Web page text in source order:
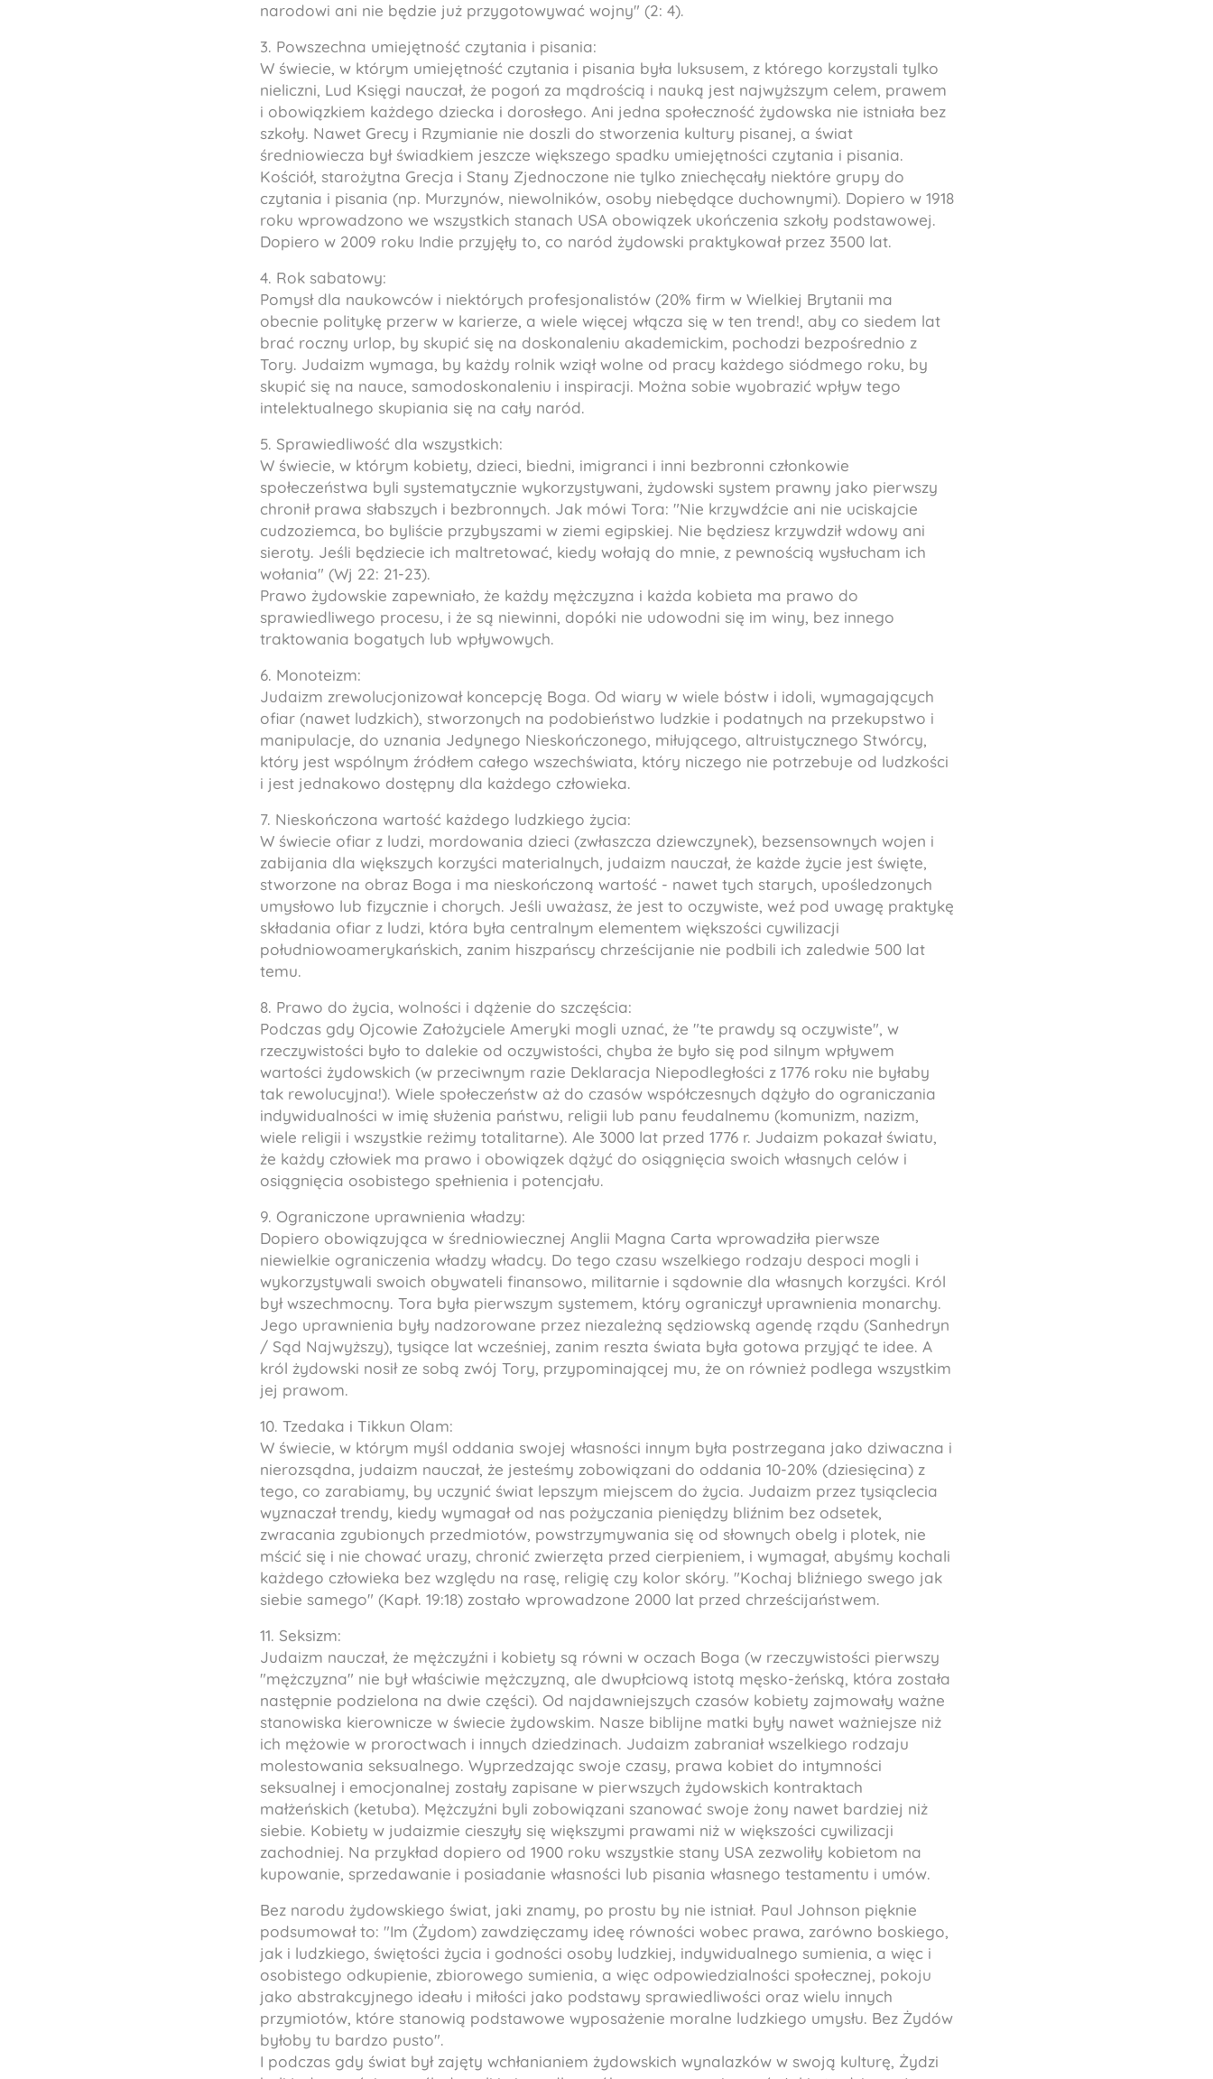
narodowi ani nie będzie już przygotowywać wojny" (2: 4).
3. Powszechna umiejętność czytania i pisania:
W świecie, w którym umiejętność czytania i pisania była luksusem, z którego korzystali tylko
nieliczni, Lud Księgi nauczał, że pogoń za mądrością i nauką jest najwyższym celem, prawem
i obowiązkiem każdego dziecka i dorosłego. Ani jedna społeczność żydowska nie istniała bez
szkoły. Nawet Grecy i Rzymianie nie doszli do stworzenia kultury pisanej, a świat
średniowiecza był świadkiem jeszcze większego spadku umiejętności czytania i pisania.
Kościół, starożytna Grecja i Stany Zjednoczone nie tylko zniechęcały niektóre grupy do
czytania i pisania (np. Murzynów, niewolników, osoby niebędące duchownymi). Dopiero w 1918
roku wprowadzono we wszystkich stanach USA obowiązek ukończenia szkoły podstawowej.
Dopiero w 2009 roku Indie przyjęły to, co naród żydowski praktykował przez 3500 lat.
4. Rok sabatowy:
Pomysł dla naukowców i niektórych profesjonalistów (20% firm w Wielkiej Brytanii ma
obecnie politykę przerw w karierze, a wiele więcej włącza się w ten trend!, aby co siedem lat
brać roczny urlop, by skupić się na doskonaleniu akademickim, pochodzi bezpośrednio z
Tory. Judaizm wymaga, by każdy rolnik wziął wolne od pracy każdego siódmego roku, by
skupić się na nauce, samodoskonaleniu i inspiracji. Można sobie wyobrazić wpływ tego
intelektualnego skupiania się na cały naród.
5. Sprawiedliwość dla wszystkich:
W świecie, w którym kobiety, dzieci, biedni, imigranci i inni bezbronni członkowie
społeczeństwa byli systematycznie wykorzystywani, żydowski system prawny jako pierwszy
chronił prawa słabszych i bezbronnych. Jak mówi Tora: "Nie krzywdźcie ani nie uciskajcie
cudzoziemca, bo byliście przybyszami w ziemi egipskiej. Nie będziesz krzywdził wdowy ani
sieroty. Jeśli będziecie ich maltretować, kiedy wołają do mnie, z pewnością wysłucham ich
wołania" (Wj 22: 21-23).
Prawo żydowskie zapewniało, że każdy mężczyzna i każda kobieta ma prawo do
sprawiedliwego procesu, i że są niewinni, dopóki nie udowodni się im winy, bez innego
traktowania bogatych lub wpływowych.
6. Monoteizm:
Judaizm zrewolucjonizował koncepcję Boga. Od wiary w wiele bóstw i idoli, wymagających
ofiar (nawet ludzkich), stworzonych na podobieństwo ludzkie i podatnych na przekupstwo i
manipulacje, do uznania Jedynego Nieskończonego, miłującego, altruistycznego Stwórcy,
który jest wspólnym źródłem całego wszechświata, który niczego nie potrzebuje od ludzkości
i jest jednakowo dostępny dla każdego człowieka.
7. Nieskończona wartość każdego ludzkiego życia:
W świecie ofiar z ludzi, mordowania dzieci (zwłaszcza dziewczynek), bezsensownych wojen i
zabijania dla większych korzyści materialnych, judaizm nauczał, że każde życie jest święte,
stworzone na obraz Boga i ma nieskończoną wartość - nawet tych starych, upośledzonych
umysłowo lub fizycznie i chorych. Jeśli uważasz, że jest to oczywiste, weź pod uwagę praktykę
składania ofiar z ludzi, która była centralnym elementem większości cywilizacji
południowoamerykańskich, zanim hiszpańscy chrześcijanie nie podbili ich zaledwie 500 lat
temu.
8. Prawo do życia, wolności i dążenie do szczęścia:
Podczas gdy Ojcowie Założyciele Ameryki mogli uznać, że "te prawdy są oczywiste", w
rzeczywistości było to dalekie od oczywistości, chyba że było się pod silnym wpływem
wartości żydowskich (w przeciwnym razie Deklaracja Niepodległości z 1776 roku nie byłaby
tak rewolucyjna!). Wiele społeczeństw aż do czasów współczesnych dążyło do ograniczania
indywidualności w imię służenia państwu, religii lub panu feudalnemu (komunizm, nazizm,
wiele religii i wszystkie reżimy totalitarne). Ale 3000 lat przed 1776 r. Judaizm pokazał światu,
że każdy człowiek ma prawo i obowiązek dążyć do osiągnięcia swoich własnych celów i
osiągnięcia osobistego spełnienia i potencjału.
9. Ograniczone uprawnienia władzy:
Dopiero obowiązująca w średniowiecznej Anglii Magna Carta wprowadziła pierwsze
niewielkie ograniczenia władzy władcy. Do tego czasu wszelkiego rodzaju despoci mogli i
wykorzystywali swoich obywateli finansowo, militarnie i sądownie dla własnych korzyści. Król
był wszechmocny. Tora była pierwszym systemem, który ograniczył uprawnienia monarchy.
Jego uprawnienia były nadzorowane przez niezależną sędziowską agendę rządu (Sanhedryn
/ Sąd Najwyższy), tysiące lat wcześniej, zanim reszta świata była gotowa przyjąć te idee. A
król żydowski nosił ze sobą zwój Tory, przypominającej mu, że on również podlega wszystkim
jej prawom.
10. Tzedaka i Tikkun Olam:
W świecie, w którym myśl oddania swojej własności innym była postrzegana jako dziwaczna i
nierozsądna, judaizm nauczał, że jesteśmy zobowiązani do oddania 10-20% (dziesięcina) z
tego, co zarabiamy, by uczynić świat lepszym miejscem do życia. Judaizm przez tysiąclecia
wyznaczał trendy, kiedy wymagał od nas pożyczania pieniędzy bliźnim bez odsetek,
zwracania zgubionych przedmiotów, powstrzymywania się od słownych obelg i plotek, nie
mścić się i nie chować urazy, chronić zwierzęta przed cierpieniem, i wymagał, abyśmy kochali
każdego człowieka bez względu na rasę, religię czy kolor skóry. "Kochaj bliźniego swego jak
siebie samego" (Kapł. 19:18) zostało wprowadzone 2000 lat przed chrześcijaństwem.
11. Seksizm:
Judaizm nauczał, że mężczyźni i kobiety są równi w oczach Boga (w rzeczywistości pierwszy
"mężczyzna" nie był właściwie mężczyzną, ale dwupłciową istotą męsko-żeńską, która została
następnie podzielona na dwie części). Od najdawniejszych czasów kobiety zajmowały ważne
stanowiska kierownicze w świecie żydowskim. Nasze biblijne matki były nawet ważniejsze niż
ich mężowie w proroctwach i innych dziedzinach. Judaizm zabraniał wszelkiego rodzaju
molestowania seksualnego. Wyprzedzając swoje czasy, prawa kobiet do intymności
seksualnej i emocjonalnej zostały zapisane w pierwszych żydowskich kontraktach
małżeńskich (ketuba). Mężczyźni byli zobowiązani szanować swoje żony nawet bardziej niż
siebie. Kobiety w judaizmie cieszyły się większymi prawami niż w większości cywilizacji
zachodniej. Na przykład dopiero od 1900 roku wszystkie stany USA zezwoliły kobietom na
kupowanie, sprzedawanie i posiadanie własności lub pisania własnego testamentu i umów.
Bez narodu żydowskiego świat, jaki znamy, po prostu by nie istniał. Paul Johnson pięknie
podsumował to: "Im (Żydom) zawdzięczamy ideę równości wobec prawa, zarówno boskiego,
jak i ludzkiego, świętości życia i godności osoby ludzkiej, indywidualnego sumienia, a więc i
osobistego odkupienie, zbiorowego sumienia, a więc odpowiedzialności społecznej, pokoju
jako abstrakcyjnego ideału i miłości jako podstawy sprawiedliwości oraz wielu innych
przymiotów, które stanowią podstawowe wyposażenie moralne ludzkiego umysłu. Bez Żydów
byłoby tu bardzo pusto".
I podczas gdy świat był zajęty wchłanianiem żydowskich wynalazków w swoją kulturę, Żydzi